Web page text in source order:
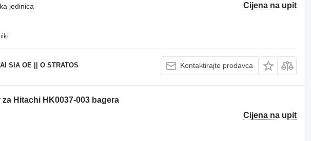
Cijena na upit
jedinica
SIA OE || O STRATOS Kontaktirajte prodavca
Hitachi HK0037-003 bagera
Cijena na upit